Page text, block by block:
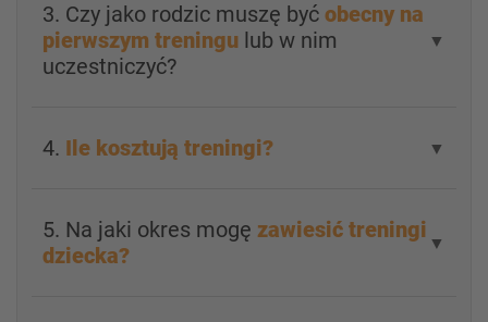
3. Czy jako rodzic muszę być obecny na
pierwszym treningu lub w nim
uczestniczyć?
▼
4. Ile kosztują treningi? ▼
5. Na jaki okres mogę zawiesić treningi
dziecka?
▼